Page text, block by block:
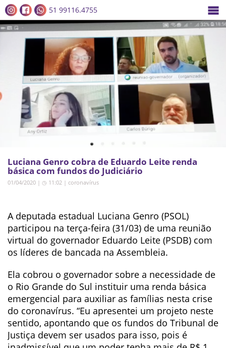
51 99116.4755
Luciana Genro cobra de Eduardo Leite renda
básica com fundos do Judiciário
01/04/2020 | ◷ 11:02 | coronavírus
A deputada estadual Luciana Genro (PSOL)
participou na terça-feira (31/03) de uma reunião
virtual do governador Eduardo Leite (PSDB) com
os líderes de bancada na Assembleia.
Ela cobrou o governador sobre a necessidade de
o Rio Grande do Sul instituir uma renda básica
emergencial para auxiliar as famílias nesta crise
do coronavírus. “Eu apresentei um projeto neste
sentido, apontando que os fundos do Tribunal de
Justiça devem ser usados para isso, pois é